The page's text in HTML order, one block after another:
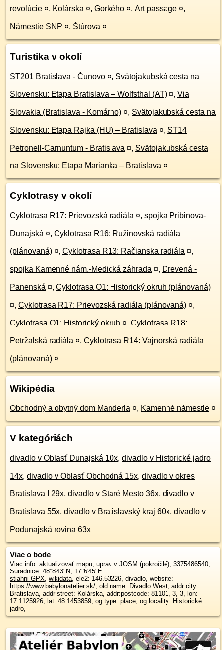
revolúcie ¤, Kolárska ¤, Gorkého ¤, Art passage ¤,
Námestie SNP ¤, Štúrova ¤
Turistika v okolí
ST201 Bratislava - Čunovo ¤, Svätojakubská cesta na
Slovensku: Etapa Bratislava – Wolfsthal (AT) ¤, Via
Slovakia (Bratislava - Komárno) ¤, Svätojakubská cesta na
Slovensku: Etapa Rajka (HU) – Bratislava ¤, ST14
Petronell-Carnuntum - Bratislava ¤, Svätojakubská cesta
na Slovensku: Etapa Marianka – Bratislava ¤
Cyklotrasy v okolí
Cyklotrasa R17: Prievozská radiála ¤, spojka Pribinova-
Dunajská ¤, Cyklotrasa R16: Ružinovská radiála
(plánovaná) ¤, Cyklotrasa R13: Račianska radiála ¤,
spojka Kamenné nám.-Medická záhrada ¤, Drevená -
Panenská ¤, Cyklotrasa O1: Historický okruh (plánovaná)
¤, Cyklotrasa R17: Prievozská radiála (plánovaná) ¤,
Cyklotrasa O1: Historický okruh ¤, Cyklotrasa R18:
Petržalská radiála ¤, Cyklotrasa R14: Vajnorská radiála
(plánovaná) ¤
Wikipédia
Obchodný a obytný dom Manderla ¤, Kamenné námestie ¤
V kategóriách
divadlo v Oblasť Dunajská 10x, divadlo v Historické jadro
14x, divadlo v Oblasť Obchodná 15x, divadlo v okres
Bratislava I 29x, divadlo v Staré Mesto 36x, divadlo v
Bratislava 55x, divadlo v Bratislavský kraj 60x, divadlo v
Podunajská rovina 63x
Viac o bode
Viac info: aktualizovať mapu uprav v JOSM (pokročilé) 3375486540
Súradnice: 48°8'43"N 17°6'45"E
stiahni GPX wikidata , ele2: 146.53226, divadlo, website:
https://www.babylonatelier.sk/, old name: Divadlo West, addr:city:
Bratislava, addr:street: Kolárska, addr:postcode: 81101, 3, 3, lon:
17.1125926, lat: 48.1453859, og type: place, og locality: Historické
jadro,